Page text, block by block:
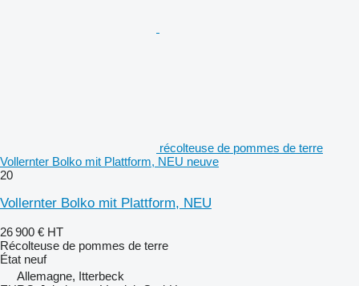
récolteuse de pommes de terre
Vollernter Bolko mit Plattform, NEU neuve
20
Vollernter Bolko mit Plattform, NEU
26 900 € HT
Récolteuse de pommes de terre
État neuf
Allemagne, Itterbeck